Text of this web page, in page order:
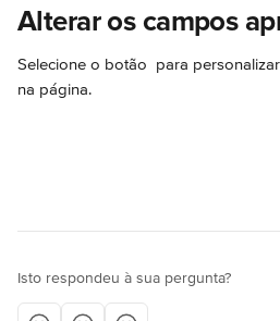
Alterar os campos
Selecione o botão para
na página.
Isto respondeu à sua pergunta?